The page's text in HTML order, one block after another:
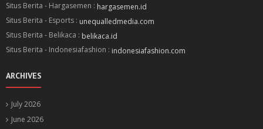
Situs Berita - Hargasemen : hargasemen.id
Situs Berita - Esports : unequalledmedia.com
Situs Berita - Belikaca : belikaca.id
Situs Berita - Indonesiafashion : indonesiafashion.com
ARCHIVES
July 2026
June 2026